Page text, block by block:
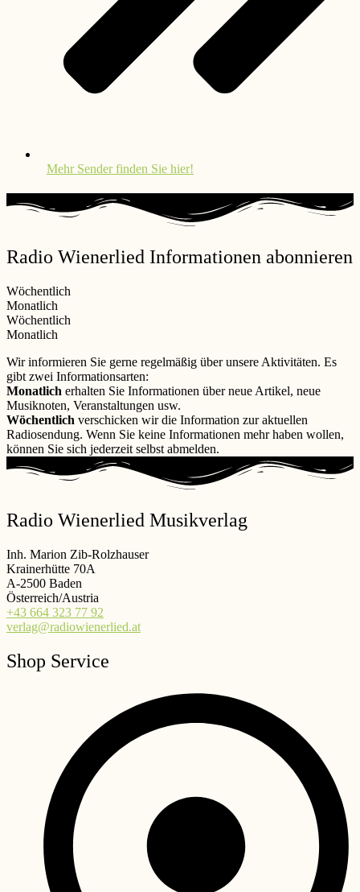
Mehr Sender finden Sie hier!
Radio Wienerlied Informationen abonnieren
Wöchentlich
Monatlich
Wöchentlich
Monatlich
Wir informieren Sie gerne regelmäßig über unsere Aktivitäten. Es
gibt zwei Informationsarten:
Monatlich erhalten Sie Informationen über neue Artikel, neue
Musiknoten, Veranstaltungen usw.
Wöchentlich verschicken wir die Information zur aktuellen
Radiosendung. Wenn Sie keine Informationen mehr haben wollen,
können Sie sich jederzeit selbst abmelden.
Radio Wienerlied Musikverlag
Inh. Marion Zib-Rolzhauser
Krainerhütte 70A
A-2500 Baden
Österreich/Austria
+43 664 323 77 92
verlag@radiowienerlied.at
Shop Service